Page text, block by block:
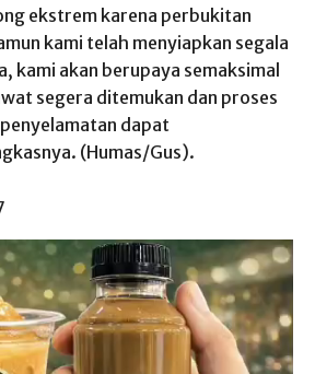
ekstrem karena perbukitan
kami telah menyiapkan segala
kami akan berupaya semaksimal
segera ditemukan dan proses
dapat
(Humas/Gus).